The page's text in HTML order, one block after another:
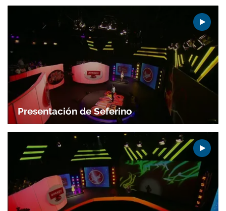
Gracias por suscribirte a nuestro boletín.
Presentación de Seferino